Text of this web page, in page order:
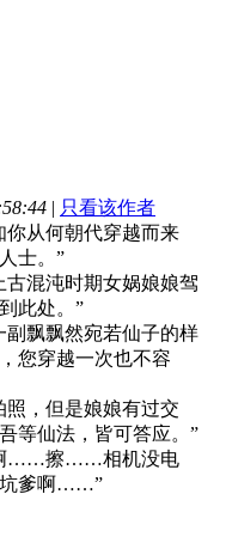
| 只看该作者
你从何朝代穿越而来
士。”
古混沌时期女娲娘娘驾
此处。”
副飘飘然宛若仙子的样
您穿越一次也不容
照，但是娘娘有过交
等仙法，皆可答应。”
……擦……相机没电
爹啊……”